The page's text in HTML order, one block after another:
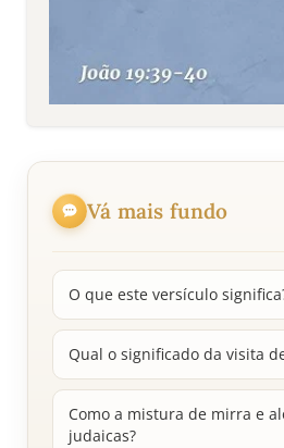
Vá mais fundo
O que este versículo
Qual o significado da visita
Como a mistura de mirra e
judaicas?